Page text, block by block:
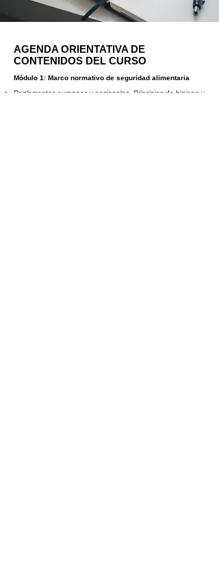
AGENDA ORIENTATIVA DE
CONTENIDOS DEL CURSO
Módulo 1: Marco normativo de seguridad alimentaria
Reglamentos europeos y nacionales. Principios de higiene y